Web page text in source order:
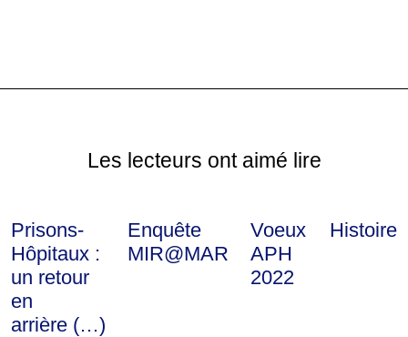
Les lecteurs ont aimé lire
Prisons-
Hôpitaux :
un retour
en
arrière (…)
Enquête
MIR@MAR
Voeux
APH
2022
Histoire